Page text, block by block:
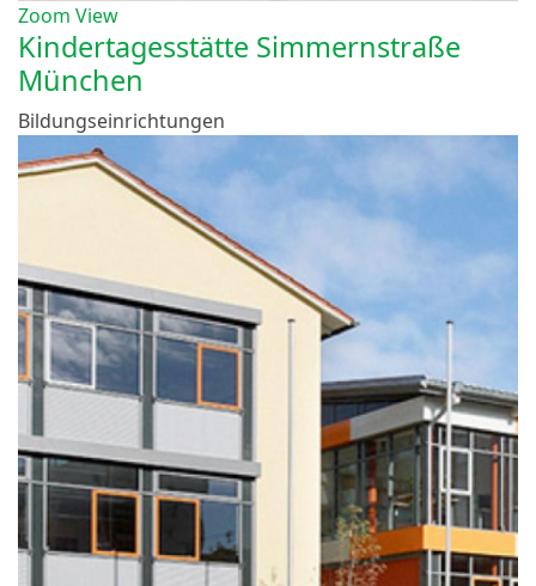
Zoom View
Kindertagesstätte Simmernstraße
München
Bildungseinrichtungen